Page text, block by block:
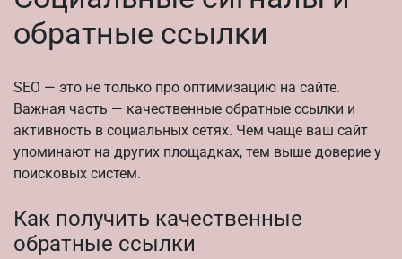
обратные ссылки
SEO — это не только про оптимизацию на сайте.
Важная часть — качественные обратные ссылки и
активность в социальных сетях. Чем чаще ваш сайт
упоминают на других площадках, тем выше доверие у
поисковых систем.
Как получить качественные
обратные ссылки